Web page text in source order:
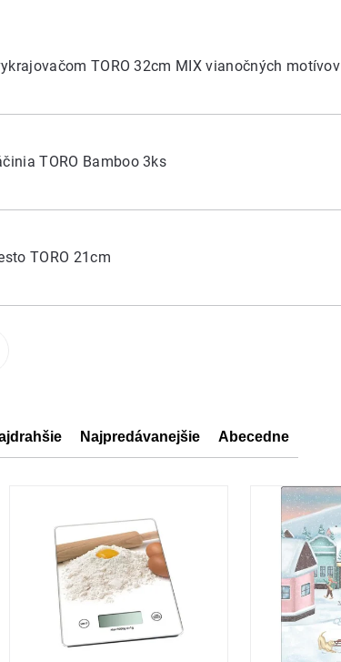
TORO 32cm MIX vianočných motívov
TORO Bamboo 3ks
TORO 21cm
Najpredávanejšie Abecedne